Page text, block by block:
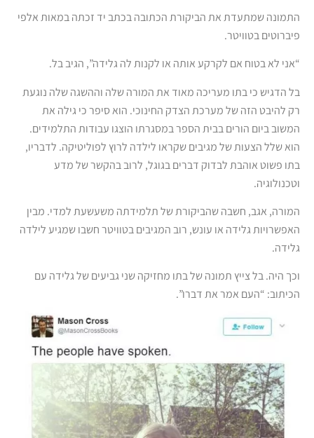
התמונה שמתעדת את הביקורת הכתובה בכתב יד זכתה במאות אלפי
פיברוטים בטוויטר.
“אני לא בטוח אם לקרקע אותה או לקנות לה גלידה”, הגיב בל.
בל הדגיש כי בתו מעריכה מאוד את המורה שלה וההשגה שלה נוגעת
רק להיבט הזה של מערכת הצדק החינוכי. הוא סיפר כי גילה את
המשוב ביום הורים בבית הספר במסגרתו הוצגו עבודות התלמידים.
הוא שלל הצעות של מגיבים שקראו לילדה לרוץ לפוליטיקה. לדבריו,
בתו פשוט אוהבת לבדוק דברים בגוגל, לרוב בהקשר של מדע
וטכנולוגיה.
המורה, אגב, חשבה שהביקורת של תלמידתה משעשעת למדי. מבין
האפשרויות גלידה או עונש, רוב המגיבים בטוויטר חשבו שמגיע לילדה
גלידה.
וכך היה. בל צייץ תמונה של בתו מחזיקה שני גביעים של גלידה עם
הכיתוב: “העם אמר את דברו”.